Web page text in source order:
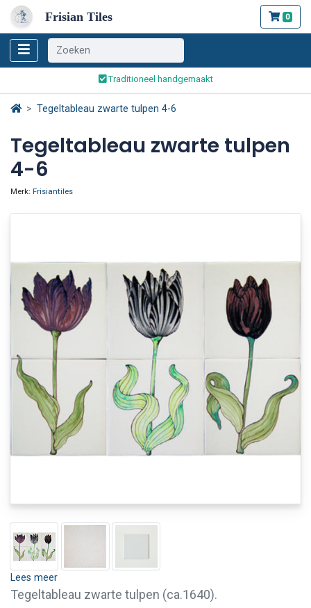
Frisian Tiles 0
Veilig bestellen en betalen
Wereldwijde verzending
Tegeltableau zwarte tulpen 4-6
Tegeltableau zwarte tulpen
4-6
Merk: Frisiantiles
Lees meer
Tegeltableau zwarte tulpen (ca.1640).